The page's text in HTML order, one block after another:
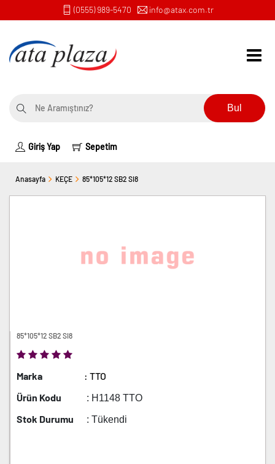
(0555) 989-5470 info@atax.com.tr
Bul
Giriş Yap Sepetim
Anasayfa KEÇE 85*105*12 SB2 SI8
85*105*12 SB2 SI8
Marka
: TTO
Ürün Kodu
: H1148 TTO
Stok Durumu : Tükendi